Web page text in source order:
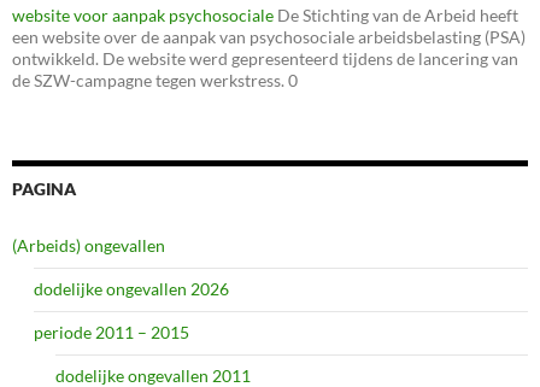
website voor aanpak psychosociale De Stichting van de Arbeid heeft
een website over de aanpak van psychosociale arbeidsbelasting (PSA)
ontwikkeld. De website werd gepresenteerd tijdens de lancering van
de SZW-campagne tegen werkstress. 0
PAGINA
(Arbeids) ongevallen
dodelijke ongevallen 2026
periode 2011 – 2015
dodelijke ongevallen 2011